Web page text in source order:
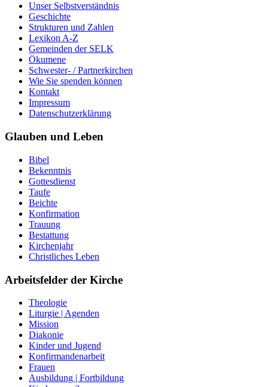
Unser Selbstverständnis
Geschichte
Strukturen und Zahlen
Lexikon A-Z
Gemeinden der SELK
Ökumene
Schwester- / Partnerkirchen
Wie Sie spenden können
Kontakt
Impressum
Datenschutzerklärung
Glauben und Leben
Bibel
Bekenntnis
Gottesdienst
Taufe
Beichte
Konfirmation
Trauung
Bestattung
Kirchenjahr
Christliches Leben
Arbeitsfelder der Kirche
Theologie
Liturgie | Agenden
Mission
Diakonie
Kinder und Jugend
Konfirmandenarbeit
Frauen
Ausbildung | Fortbildung